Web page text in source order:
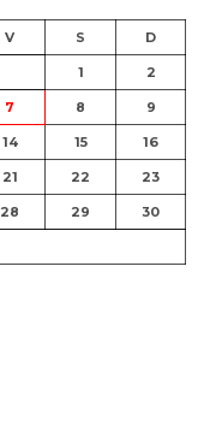
V S D
1 2
7 8 9
14 15 16
21 22 23
28 29 30